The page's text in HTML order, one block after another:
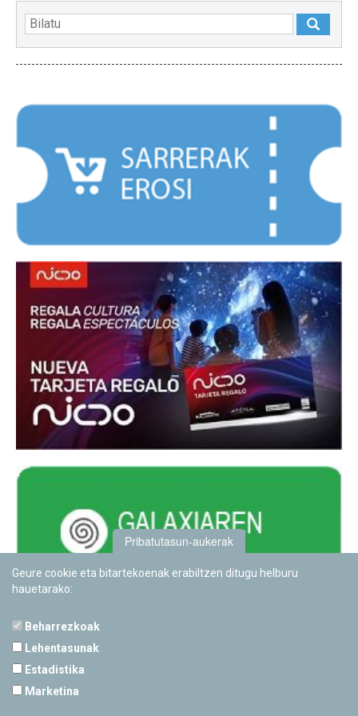
Pribatutasun-aukerak
Geure cookie eta bitartekoenak erabiltzen ditugu helburu
hauetarako:
Beharrezkoak
Lehentasunak
Estadistika
Marketina